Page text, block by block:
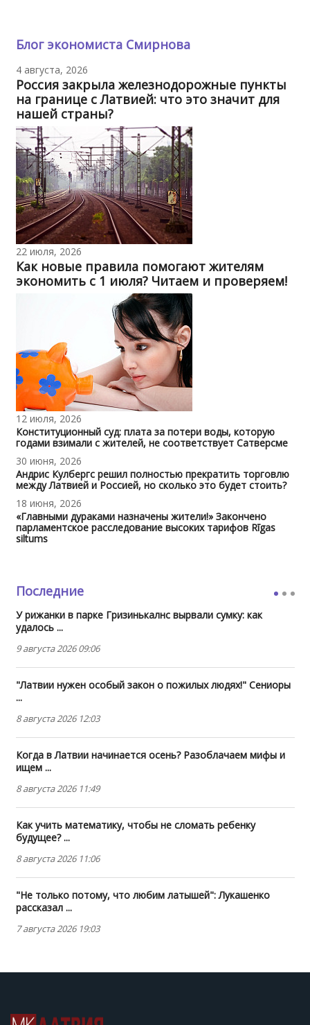
Блог экономиста Смирнова
4 августа, 2026
Россия закрыла железнодорожные пункты
на границе с Латвией: что это значит для
нашей страны?
22 июля, 2026
Как новые правила помогают жителям
экономить с 1 июля? Читаем и проверяем!
12 июля, 2026
Конституционный суд: плата за потери воды, которую
годами взимали с жителей, не соответствует Сатверсме
30 июня, 2026
Андрис Кулбергс решил полностью прекратить торговлю
между Латвией и Россией, но сколько это будет стоить?
18 июня, 2026
«Главными дураками назначены жители!» Закончено
парламентское расследование высоких тарифов Rīgas
siltums
Последние
У рижанки в парке Гризинькалнс вырвали сумку: как
удалось ...
9 августа 2026 09:06
"Латвии нужен особый закон о пожилых людях!" Сениоры
...
8 августа 2026 12:03
Когда в Латвии начинается осень? Разоблачаем мифы и
ищем ...
8 августа 2026 11:49
Как учить математику, чтобы не сломать ребенку
будущее? ...
8 августа 2026 11:06
"Не только потому, что любим латышей": Лукашенко
рассказал ...
7 августа 2026 19:03